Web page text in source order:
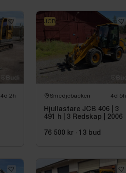
4d 2h Smedjebacken 4d 5h
Hjullastare JCB 406 | 3
491 h | 3 Redskap | 2006
76 500 kr · 13 bud
JCB